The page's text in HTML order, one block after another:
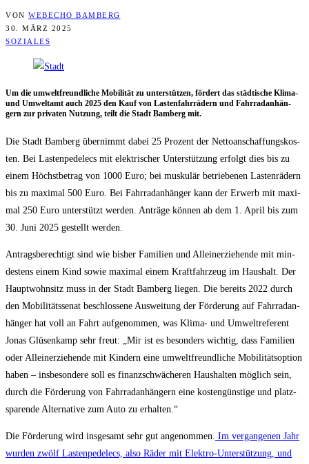
VON WEBECHO BAMBERG
30. MÄRZ 2025
SOZIALES
Um die umwelt­freund­li­che Mobi­li­tät zu unter­stüt­zen, för­dert das städ­ti­sche Kli­ma-
und Umwelt­amt auch 2025 den Kauf von Las­ten­fahr­rä­dern und Fahr­rad­an­hän­
gern zur pri­va­ten Nut­zung, teilt die Stadt Bam­berg mit.
Die Stadt Bam­berg über­nimmt dabei 25 Pro­zent der Net­to­an­schaf­fungs­kos­
ten. Bei Las­ten­pe­delecs mit elek­tri­scher Unter­stüt­zung erfolgt dies bis zu
einem Höchst­be­trag von 1000 Euro; bei mus­ku­lär betrie­be­nen Las­ten­rä­dern
bis zu maxi­mal 500 Euro. Bei Fahr­rad­an­hän­ger kann der Erwerb mit maxi­
mal 250 Euro unter­stützt wer­den. Anträ­ge kön­nen ab dem 1. April bis zum
30. Juni 2025 gestellt werden.
Antrags­be­rech­tigt sind wie bis­her Fami­li­en und Allein­er­zie­hen­de mit min­
des­tens einem Kind sowie maxi­mal einem Kraft­fahr­zeug im Haus­halt. Der
Haupt­wohn­sitz muss in der Stadt Bam­berg lie­gen. Die bereits 2022 durch
den Mobi­li­täts­se­nat beschlos­se­ne Aus­wei­tung der För­de­rung auf Fahr­rad­an­
hän­ger hat voll an Fahrt auf­ge­nom­men, was Kli­ma- und Umwelt­re­fe­rent
Jonas Glüsen­kamp sehr freut: „Mir ist es beson­ders wich­tig, dass Fami­li­en
oder Allein­er­zie­hen­de mit Kin­dern eine umwelt­freund­li­che Mobi­li­täts­op­ti­on
haben – ins­be­son­de­re soll es finanz­schwä­che­ren Haus­hal­ten mög­lich sein,
durch die För­de­rung von Fahr­rad­an­hän­gern eine kos­ten­güns­ti­ge und platz­
spa­ren­de Alter­na­ti­ve zum Auto zu erhalten.“
Die För­de­rung wird ins­ge­samt sehr gut ange­nom­men. Im ver­gan­ge­nen Jahr
wur­den zwölf Las­ten­pe­delecs, also Räder mit Elek­tro-Unter­stüt­zung, und